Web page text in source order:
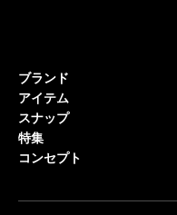
ブランド
アイテム
スナップ
特集
コンセプト